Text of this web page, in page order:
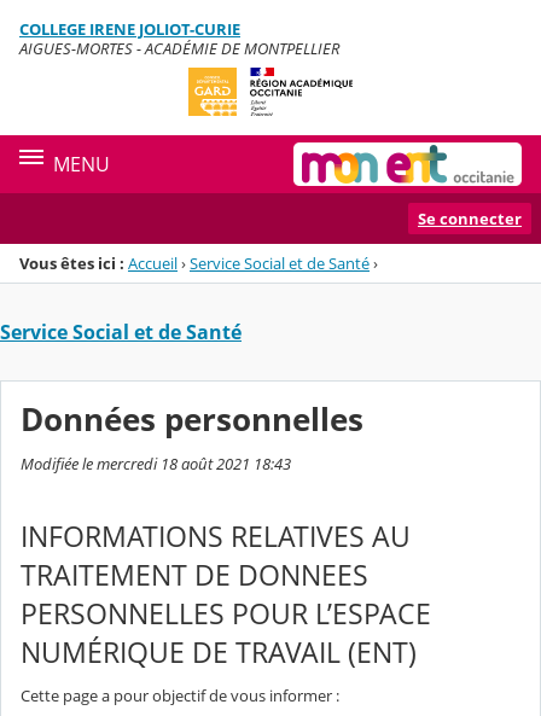
Menu de la rubrique
Contenu
COLLEGE IRENE JOLIOT-CURIE
AIGUES-MORTES - ACADÉMIE DE MONTPELLIER
MENU
Se connecter
Vous êtes ici : Accueil›Service Social et de Santé›
Service Social et de Santé
Données personnelles
Modifiée le mercredi 18 août 2021 18:43
INFORMATIONS RELATIVES AU
TRAITEMENT DE DONNEES
PERSONNELLES POUR L’ESPACE
NUMÉRIQUE DE TRAVAIL (ENT)
Cette page a pour objectif de vous informer :